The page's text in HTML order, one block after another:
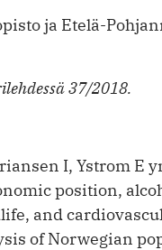
ja Etelä-
37/2018.
I, Ystrom E
position,
and
of Norwegian